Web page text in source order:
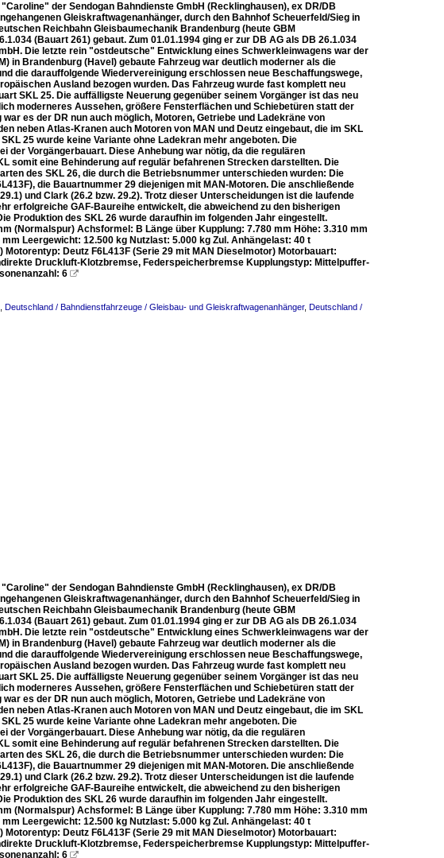
der Sendogan Bahndienste GmbH (Recklinghausen), ex DR/DB
Gleiskraftwagenanhänger, durch den Bahnhof Scheuerfeld/Sieg in
Reichbahn Gleisbaumechanik Brandenburg (heute GBM
(Bauart 261) gebaut. Zum 01.01.1994 ging er zur DB AG als DB 26.1.034
Die letzte rein "ostdeutsche" Entwicklung eines Schwerkleinwagens war der
in Brandenburg (Havel) gebaute Fahrzeug war deutlich moderner als die
die darauffolgende Wiedervereinigung erschlossen neue Beschaffungswege,
Ausland bezogen wurden. Das Fahrzeug wurde fast komplett neu
SKL 25. Die auffälligste Neuerung gegenüber seinem Vorgänger ist das neu
moderneres Aussehen, größere Fensterflächen und Schiebetüren statt der
es der DR nun auch möglich, Motoren, Getriebe und Ladekräne von
neben Atlas-Kranen auch Motoren von MAN und Deutz eingebaut, die im SKL
25 wurde keine Variante ohne Ladekran mehr angeboten. Die
der Vorgängerbauart. Diese Anhebung war nötig, da die regulären
somit eine Behinderung auf regulär befahrenen Strecken darstellten. Die
des SKL 26, die durch die Betriebsnummer unterschieden wurden: Die
die Bauartnummer 29 diejenigen mit MAN-Motoren. Die anschließende
und Clark (26.2 bzw. 29.2). Trotz dieser Unterscheidungen ist die laufende
erfolgreiche GAF-Baureihe entwickelt, die abweichend zu den bisherigen
Produktion des SKL 26 wurde daraufhin im folgenden Jahr eingestellt.
(Normalspur) Achsformel: B Länge über Kupplung: 7.780 mm Höhe: 3.310 mm
Leergewicht: 12.500 kg Nutzlast: 5.000 kg Zul. Anhängelast: 40 t
Deutz F6L413F (Serie 29 mit MAN Dieselmotor) Motorbauart:
Druckluft-Klotzbremse, Federspeicherbremse Kupplungstyp: Mittelpuffer-
6 
Deutschland / Bahndienstfahrzeuge / Gleisbau- und Gleiskraftwagenanhänger, Deutschland /
der Sendogan Bahndienste GmbH (Recklinghausen), ex DR/DB
Gleiskraftwagenanhänger, durch den Bahnhof Scheuerfeld/Sieg in
Reichbahn Gleisbaumechanik Brandenburg (heute GBM
(Bauart 261) gebaut. Zum 01.01.1994 ging er zur DB AG als DB 26.1.034
Die letzte rein "ostdeutsche" Entwicklung eines Schwerkleinwagens war der
in Brandenburg (Havel) gebaute Fahrzeug war deutlich moderner als die
die darauffolgende Wiedervereinigung erschlossen neue Beschaffungswege,
Ausland bezogen wurden. Das Fahrzeug wurde fast komplett neu
SKL 25. Die auffälligste Neuerung gegenüber seinem Vorgänger ist das neu
moderneres Aussehen, größere Fensterflächen und Schiebetüren statt der
es der DR nun auch möglich, Motoren, Getriebe und Ladekräne von
neben Atlas-Kranen auch Motoren von MAN und Deutz eingebaut, die im SKL
25 wurde keine Variante ohne Ladekran mehr angeboten. Die
der Vorgängerbauart. Diese Anhebung war nötig, da die regulären
somit eine Behinderung auf regulär befahrenen Strecken darstellten. Die
des SKL 26, die durch die Betriebsnummer unterschieden wurden: Die
die Bauartnummer 29 diejenigen mit MAN-Motoren. Die anschließende
und Clark (26.2 bzw. 29.2). Trotz dieser Unterscheidungen ist die laufende
erfolgreiche GAF-Baureihe entwickelt, die abweichend zu den bisherigen
Produktion des SKL 26 wurde daraufhin im folgenden Jahr eingestellt.
(Normalspur) Achsformel: B Länge über Kupplung: 7.780 mm Höhe: 3.310 mm
Leergewicht: 12.500 kg Nutzlast: 5.000 kg Zul. Anhängelast: 40 t
Deutz F6L413F (Serie 29 mit MAN Dieselmotor) Motorbauart:
Druckluft-Klotzbremse, Federspeicherbremse Kupplungstyp: Mittelpuffer-
6 